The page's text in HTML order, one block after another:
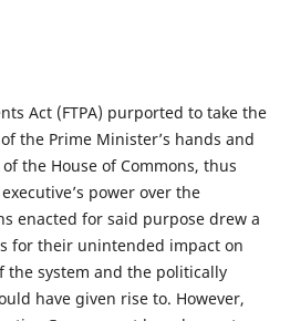
Act (FTPA) purported to take the
the Prime Minister’s hands and
the House of Commons, thus
power over the
enacted for said purpose drew a
for their unintended impact on
system and the politically
have given rise to. However,